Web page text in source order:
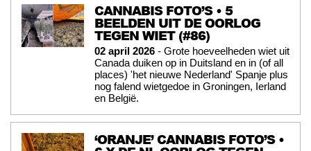
CANNABIS FOTO’S • 5
BEELDEN UIT DE OORLOG
TEGEN WIET (#86)
02 april 2026 - Grote hoeveelheden wiet uit
Canada duiken op in Duitsland en in (of all
places) 'het nieuwe Nederland' Spanje plus
nog falend wietgedoe in Groningen, Ierland
en België.
‘ORANJE’ CANNABIS FOTO’S •